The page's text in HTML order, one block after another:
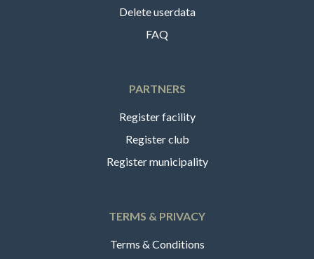
Delete userdata
FAQ
PARTNERS
Register facility
Register club
Register municipality
TERMS & PRIVACY
Terms & Conditions